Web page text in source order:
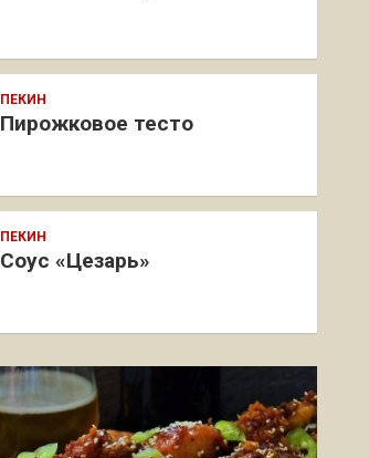
ПЕКИН
Пирожковое тесто
ПЕКИН
Соус «Цезарь»